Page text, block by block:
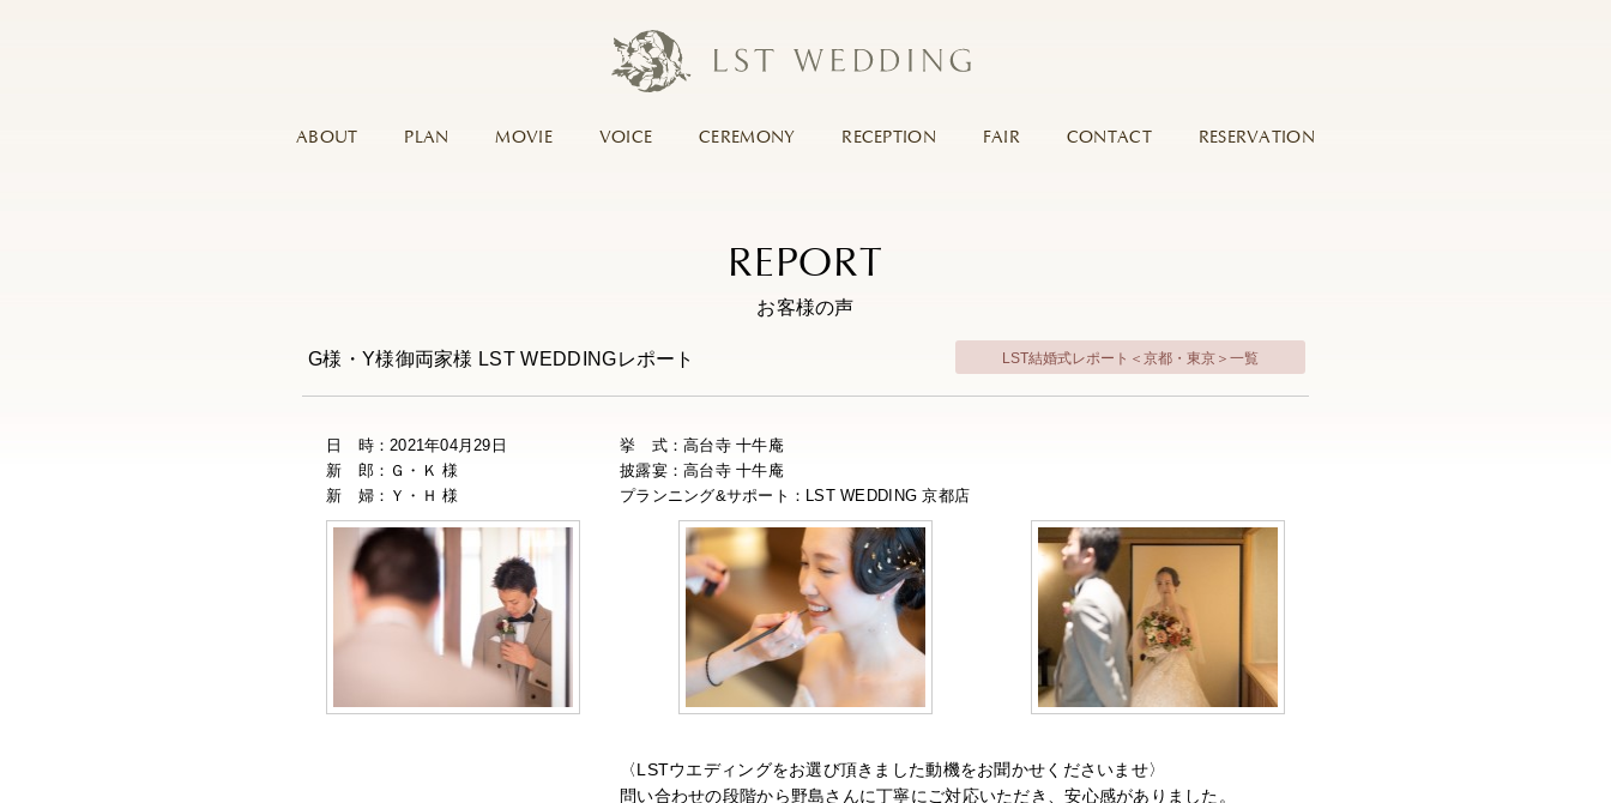
ABOUT PLAN MOVIE VOICE CEREMONY RECEPTION FAIR CONTACT RESERVATION
REPORT
お客様の声
LST結婚式レポート＜京都・東京＞一覧
G様・Y様御両家様 LST WEDDINGレポート
日 時：2021年04月29日
新 郎：Ｇ・Ｋ 様
新 婦：Ｙ・Ｈ 様
挙 式：高台寺 十牛庵
披露宴：高台寺 十牛庵
プランニング&サポート：LST WEDDING 京都店
〈LSTウエディングをお選び頂きました動機をお聞かせくださいませ〉
問い合わせの段階から野島さんに丁寧にご対応いただき、安心感がありました。